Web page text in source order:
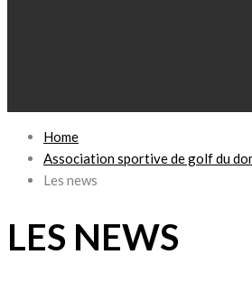
Home
Association sportive de golf du
Les news
LES NEWS